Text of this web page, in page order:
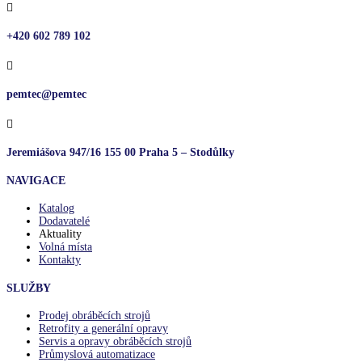

+420 602 789 102

pemtec@pemtec

Jeremiášova 947/16 155 00 Praha 5 – Stodůlky
NAVIGACE
Katalog
Dodavatelé
Aktuality
Volná místa
Kontakty
SLUŽBY
Prodej obráběcích strojů
Retrofity a generální opravy
Servis a opravy obráběcích strojů
Průmyslová automatizace